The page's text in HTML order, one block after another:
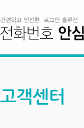
고객센터